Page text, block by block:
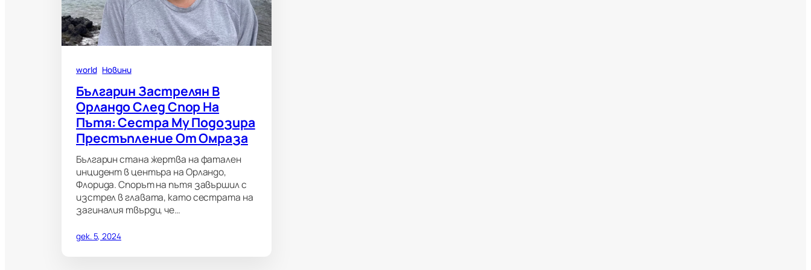
world Новини
Българин Застрелян В
Орландо След Спор На
Пътя: Сестра Му Подозира
Престъпление От Омраза
Българин стана жертва на фатален
инцидент в центъра на Орландо,
Флорида. Спорът на пътя завършил с
изстрел в главата, като сестрата на
загиналия твърди, че…
дек. 5, 2024